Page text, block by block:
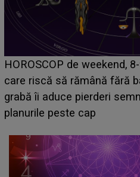
Emanuel a ținut ACEST
acum! În fața Alexandrei,
face o MĂRTURISIRE
sa: "I-am spus și ei în față,